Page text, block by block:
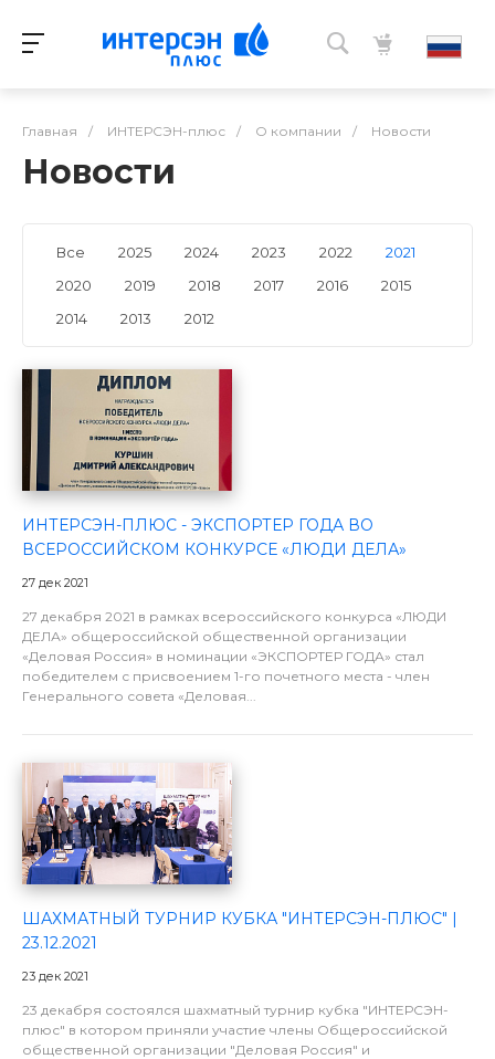
Главная / ИНТЕРСЭН-плюс / О компании / Новости
Новости
Все 2025 2024 2023 2022
2021
2020
2019 2018 2017 2016
2015
2014
2013 2012
ИНТЕРСЭН-ПЛЮС - ЭКСПОРТЕР ГОДА ВО
ВСЕРОССИЙСКОМ КОНКУРСЕ «ЛЮДИ ДЕЛА»
27 дек 2021
27 декабря 2021 в рамках всероссийского конкурса «ЛЮДИ
ДЕЛА» общероссийской общественной организации
«Деловая Россия» в номинации «ЭКСПОРТЕР ГОДА» стал
победителем с присвоением 1-го почетного места - член
Генерального совета «Деловая...
ШАХМАТНЫЙ ТУРНИР КУБКА "ИНТЕРСЭН-ПЛЮС" |
23.12.2021
23 дек 2021
23 декабря состоялся шахматный турнир кубка "ИНТЕРСЭН-
плюс" в котором приняли участие члены Общероссийской
общественной организации "Деловая Россия" и